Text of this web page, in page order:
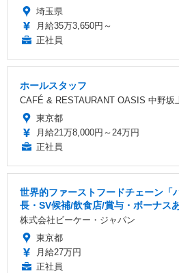
埼玉県
月給35万3,650円～
正社員
ホールスタッフ
CAFÉ & RESTAURANT OASIS 中野坂
東京都
月給21万8,000円～24万円
正社員
世界的ファーストフードチェーン「
長・SV候補/飲食店/賞与・ボーナス
株式会社ビーケー・ジャパン
東京都
月給27万円
正社員